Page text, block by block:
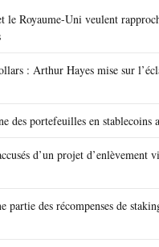
le Royaume-Uni veulent
: Arthur Hayes mise sur
des portefeuilles en stablecoins
d’un projet d’enlèvement
partie des récompenses de